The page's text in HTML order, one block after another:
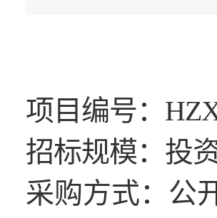
项目编号：
招标规模：投
采购方式：公